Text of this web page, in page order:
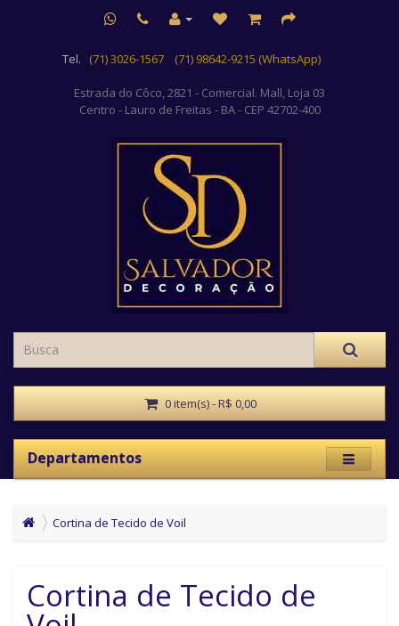
Tel. (71) 3026-1567 (71) 98642-9215 (WhatsApp)
Estrada do Côco, 2821 - Comercial. Mall, Loja 03
Centro - Lauro de Freitas - BA - CEP 42702-400
0 item(s) - R$ 0,00
Departamentos
Cortina de Tecido de Voil
Cortina de Tecido de